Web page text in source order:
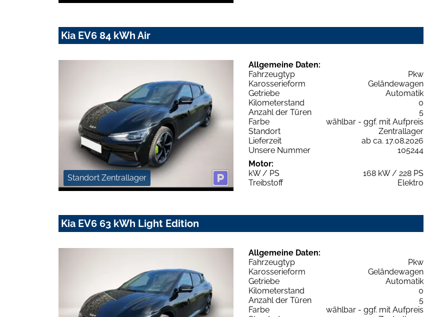
Kia EV6 84 kWh Air
Standort Zentrallager
Allgemeine Daten:
Fahrzeugtyp
Pkw
Karosserieform
Geländewagen
Getriebe
Automatik
Kilometerstand
0
Anzahl der Türen
5
Farbe
wählbar - ggf. mit Aufpreis
Standort
Zentrallager
Lieferzeit
ab ca. 17.08.2026
Unsere Nummer
105244
Motor:
kW / PS
168 kW / 228 PS
Treibstoff
Elektro
Kia EV6 63 kWh Light Edition
Allgemeine Daten:
Fahrzeugtyp
Pkw
Karosserieform
Geländewagen
Getriebe
Automatik
Kilometerstand
0
Anzahl der Türen
5
Farbe
wählbar - ggf. mit Aufpreis